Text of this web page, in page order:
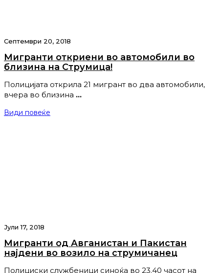
Септември 20, 2018
Мигранти откриени во автомобили во
близина на Струмица!
Полицијата открила 21 мигрант во два автомобили,
вчера во близина …
Види повеќе
Јули 17, 2018
Мигранти од Авганистан и Пакистан
најдени во возило на струмичанец
Полициски службеници синоќа во 23.40 часот на